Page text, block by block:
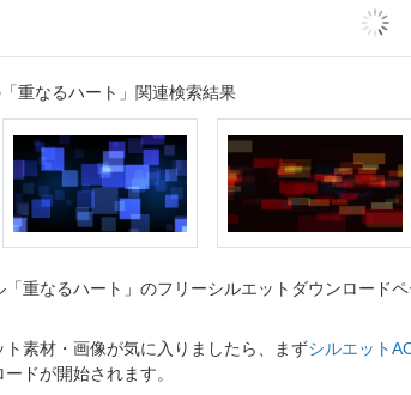
重なるハート」関連検索結果
重なるハート」のフリーシルエットダウンロード
素材・画像が気に入りましたら、まずシルエット
ドが開始されます。